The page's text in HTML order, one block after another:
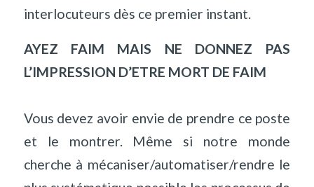
interlocuteurs dès ce premier instant.
AYEZ FAIM MAIS NE DONNEZ PAS
L’IMPRESSION D’ETRE MORT DE FAIM
Vous devez avoir envie de prendre ce poste
et le montrer. Même si notre monde
cherche à mécaniser/automatiser/rendre le